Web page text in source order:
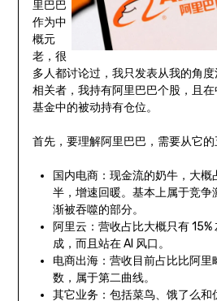
里巴巴
作为中
概元
老，很
多人都讨论过，我只发表从我的角
相关者，我持有阿里巴巴个股，且
基金中的被动持有仓位。
首先，要理解阿里巴巴，需要从它的
国内电商：现金流的奶牛，大概
半，增速回暖。基本上属于竞争
渐被吞噬的部分。
阿里云：营收占比大概只有
成，而且站在 AI 风口。
电商出海：营收目前占比比阿里
数，属于第二曲线。
其它业务：包括菜鸟、饿了么和